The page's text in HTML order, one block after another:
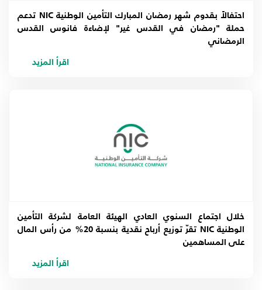
احتفالاً بقدوم شهر رمضان المبارك التأمين الوطنية NIC تدعم
حملة "رمضان في القدس غير" لإضاءة فانوس القدس
الرمضاني
اقرأ المزيد
خلال اجتماع السنوي العادي الهيئة العامة لشركة التأمين
الوطنية NIC تقرّ توزيع أرباح نقدية بنسبة 20% من رأس المال
على المساهمين
اقرأ المزيد